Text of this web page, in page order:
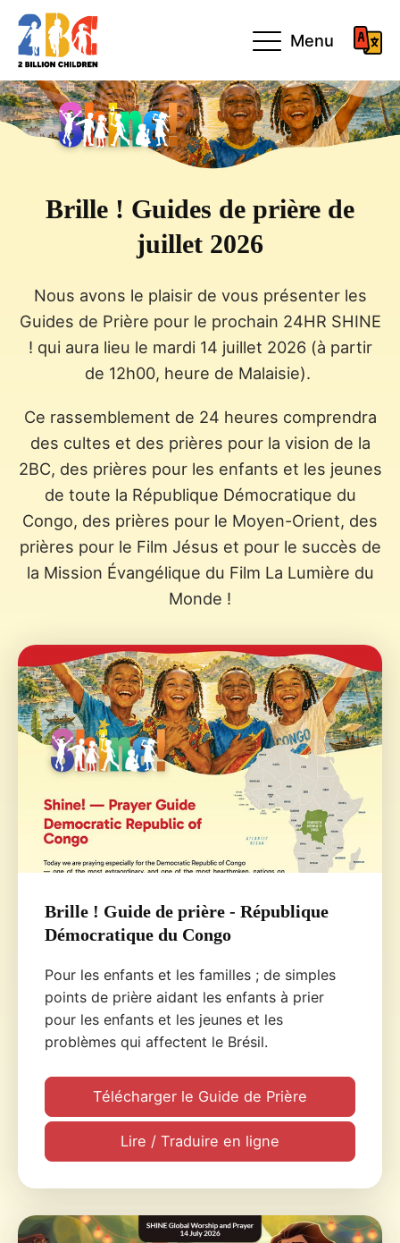
Menu
Brille ! Guides de prière de
juillet 2026
Nous avons le plaisir de vous présenter les
Guides de Prière pour le prochain 24HR SHINE
! qui aura lieu le mardi 14 juillet 2026 (à partir
de 12h00, heure de Malaisie).
Ce rassemblement de 24 heures comprendra
des cultes et des prières pour la vision de la
2BC, des prières pour les enfants et les jeunes
de toute la République Démocratique du
Congo, des prières pour le Moyen-Orient, des
prières pour le Film Jésus et pour le succès de
la Mission Évangélique du Film La Lumière du
Monde !
Brille ! Guide de prière - République
Démocratique du Congo
Pour les enfants et les familles ; de simples
points de prière aidant les enfants à prier
pour les enfants et les jeunes et les
problèmes qui affectent le Brésil.
Télécharger le Guide de Prière
Lire / Traduire en ligne